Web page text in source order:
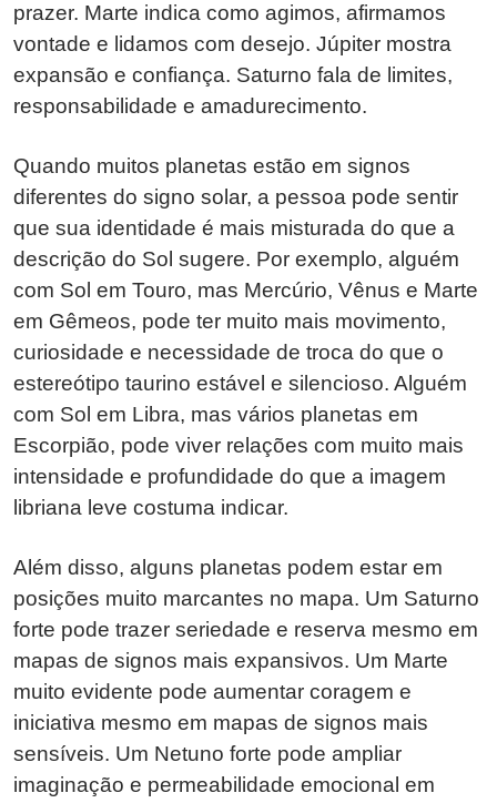
prazer. Marte indica como agimos, afirmamos
vontade e lidamos com desejo. Júpiter mostra
expansão e confiança. Saturno fala de limites,
responsabilidade e amadurecimento.
Quando muitos planetas estão em signos
diferentes do signo solar, a pessoa pode sentir
que sua identidade é mais misturada do que a
descrição do Sol sugere. Por exemplo, alguém
com Sol em Touro, mas Mercúrio, Vênus e Marte
em Gêmeos, pode ter muito mais movimento,
curiosidade e necessidade de troca do que o
estereótipo taurino estável e silencioso. Alguém
com Sol em Libra, mas vários planetas em
Escorpião, pode viver relações com muito mais
intensidade e profundidade do que a imagem
libriana leve costuma indicar.
Além disso, alguns planetas podem estar em
posições muito marcantes no mapa. Um Saturno
forte pode trazer seriedade e reserva mesmo em
mapas de signos mais expansivos. Um Marte
muito evidente pode aumentar coragem e
iniciativa mesmo em mapas de signos mais
sensíveis. Um Netuno forte pode ampliar
imaginação e permeabilidade emocional em